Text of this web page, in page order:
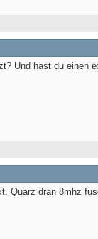
Und hast du einen
Quarz dran 8mhz